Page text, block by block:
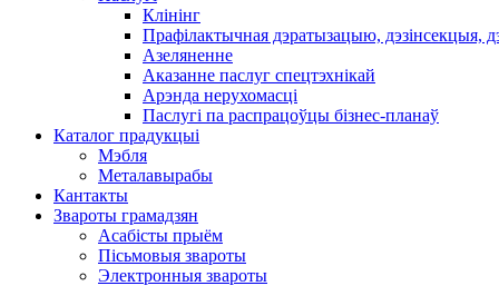
Клінінг
Прафілактычная дэратызацыю, дэзiнсекцыя,
Азеляненне
Аказанне паслуг спецтэхнікай
Арэнда нерухомасці
Паслугі па распрацоўцы бізнес-планаў
Каталог прадукцыі
Мэбля
Металавырабы
Кантакты
Звароты грамадзян
Асабісты прыём
Пісьмовыя звароты
Электронныя звароты